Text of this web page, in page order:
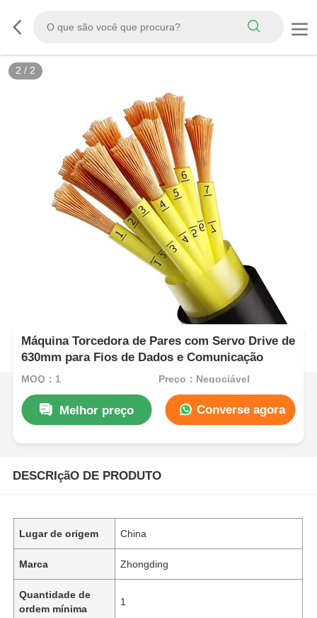
2 / 2
Máquina Torcedora de Pares com Servo Drive de
630mm para Fios de Dados e Comunicação
MOQ：1 Preço：Negociável
Melhor preço Converse agora
DESCRIçãO DE PRODUTO
Lugar de origem China
Marca Zhongding
Quantidade de
ordem mínima
1